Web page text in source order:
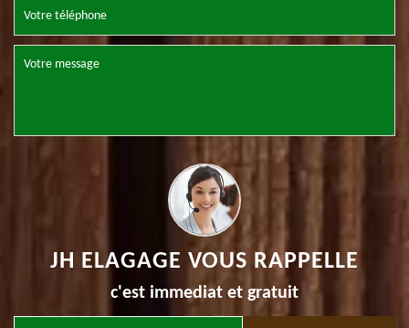
JH ELAGAGE VOUS RAPPELLE
c'est immediat et gratuit